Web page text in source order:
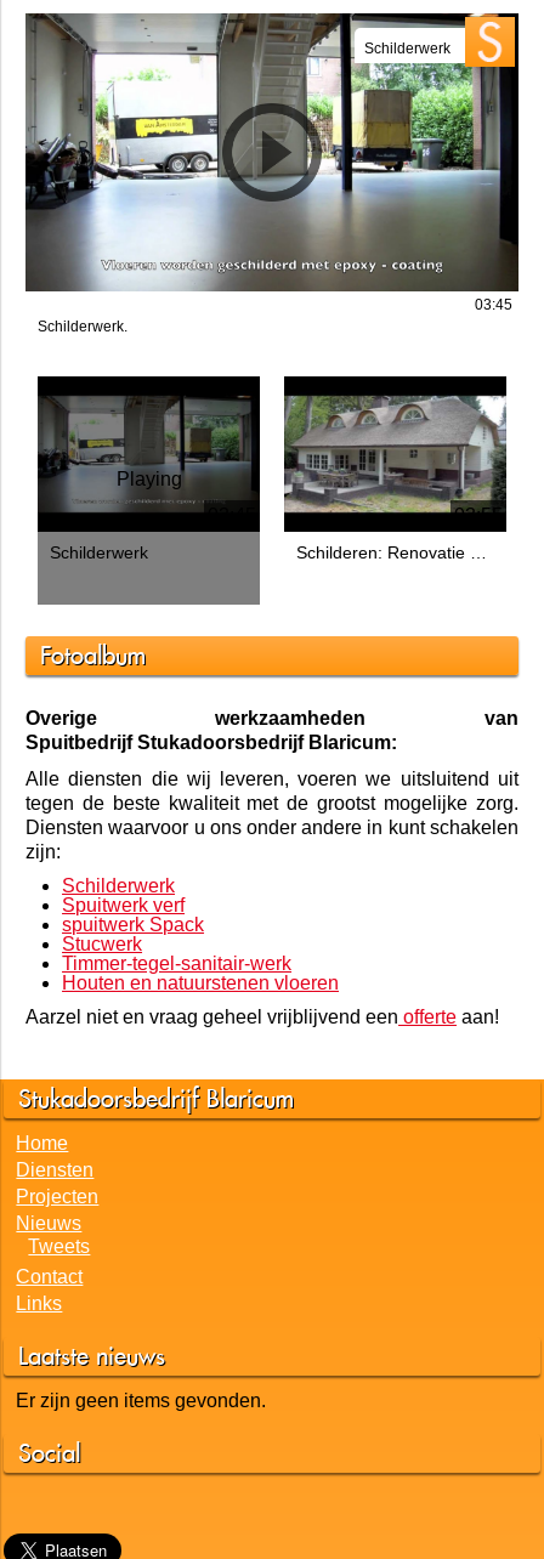
Kijk verder op onze site voor video's van gerealiseerde
projecten en bel ons voor het maken van een vrijblijvend
advies.
Video's
Schilderwerk
03:45
Schilderwerk.
Schilderwerk
03:45
Playing
Schilderen: Renovatie van een villa in Blaricum
03:55
Fotoalbum
Overige werkzaamheden van
Spuitbedrijf Stukadoorsbedrijf Blaricum:
Alle diensten die wij leveren, voeren we uitsluitend uit
tegen de beste kwaliteit met de grootst mogelijke zorg.
Diensten waarvoor u ons onder andere in kunt schakelen
zijn:
spuitwerk Spack
Stucwerk
Timmer-tegel-sanitair-werk
Houten en natuurstenen vloeren
Aarzel niet en vraag geheel vrijblijvend een
Stukadoorsbedrijf Blaricum
Home
Projecten
Nieuws
Tweets
Contact
Links